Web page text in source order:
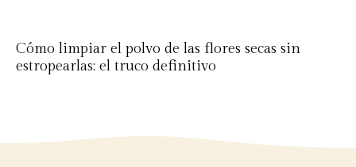
Cómo limpiar el polvo de las flores secas sin
estropearlas: el truco definitivo